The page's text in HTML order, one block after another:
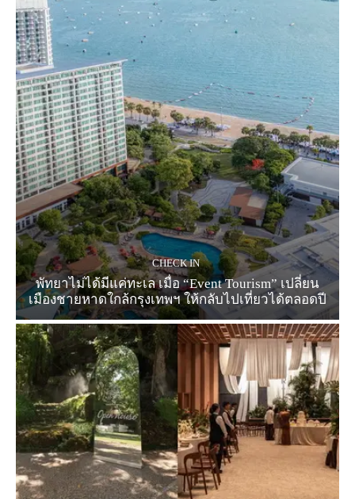
CHECK IN
พัทยาไม่ได้มีแค่ทะเล เมื่อ “Event Tourism” เปลี่ยน
เมืองชายหาดใกล้กรุงเทพฯ ให้กลับไปเที่ยวได้ตลอดปี